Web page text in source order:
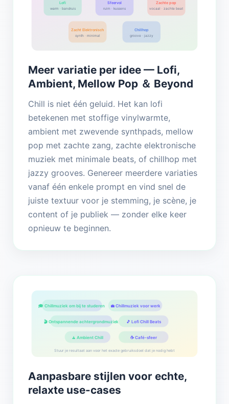
Lofi
warm · bandruis
Sfeervol
ruim · kussens
Zachte pop
vocaal · zachte beat
Zacht Elektronisch
synth · minimal
Chillhop
groove · jazzy
Meer variatie per idee — Lofi,
Ambient, Mellow Pop ＆ Beyond
Chill is niet één geluid. Het kan lofi
betekenen met stoffige vinylwarmte,
ambient met zwevende synthpads, mellow
pop met zachte zang, zachte elektronische
muziek met minimale beats, of chillhop met
jazzy grooves. Genereer meerdere variaties
vanaf één enkele prompt en vind snel de
juiste textuur voor je stemming, je scène, je
content of je publiek — zonder elke keer
opnieuw te beginnen.
🎓 Chillmuziek om bij te studeren 💼 Chillmuziek voor werk
🎬 Ontspannende achtergrondmuziek 🎵 Lofi Chill Beats
🧘 Ambient Chill ☕ Café-sfeer
Stuur je resultaat aan voor het exacte gebruiksdoel dat je nodig hebt
Aanpasbare stijlen voor echte,
relaxte use-cases